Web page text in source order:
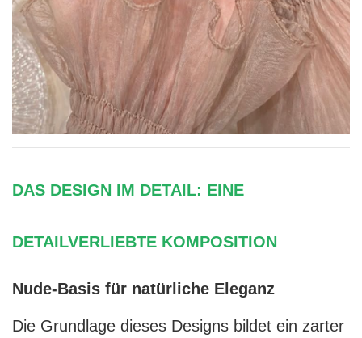
DAS DESIGN IM DETAIL: EINE
DETAILVERLIEBTE KOMPOSITION
Nude-Basis für natürliche Eleganz
Die Grundlage dieses Designs bildet ein zarter